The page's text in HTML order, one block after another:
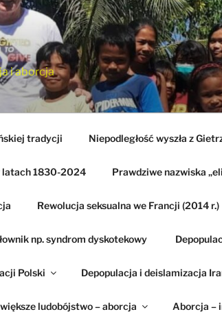
i aborcja
tradycji Niepodległość wyszła z
latach 1830-2024 Prawdziwe nazwiska
Rewolucja seksualna we Francji (2014 r.)
np. syndrom dyskotekowy
Polski Depopulacja i deislamizacja
ludobójstwo – aborcja Aborcja –